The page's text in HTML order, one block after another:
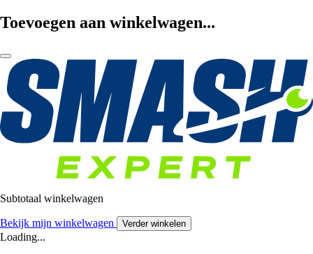
Toevoegen aan winkelwagen...
Subtotaal winkelwagen
Bekijk mijn winkelwagen Verder winkelen
Loading...